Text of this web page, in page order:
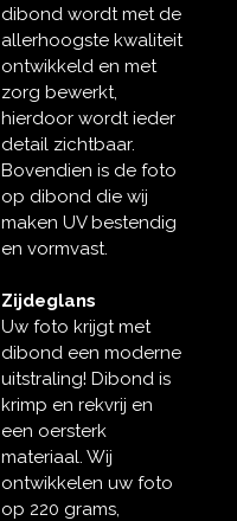
dibond wordt met de
allerhoogste kwaliteit
ontwikkeld en met
zorg bewerkt,
hierdoor wordt ieder
detail zichtbaar.
Bovendien is de foto
op dibond die wij
maken UV bestendig
en vormvast.
Zijdeglans
Uw foto krijgt met
dibond een moderne
uitstraling! Dibond is
krimp en rekvrij en
een oersterk
materiaal. Wij
ontwikkelen uw foto
op 220 grams,